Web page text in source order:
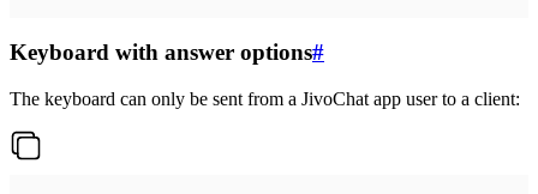
Keyboard with answer options#
The keyboard can only be sent from a JivoChat app user to a client: